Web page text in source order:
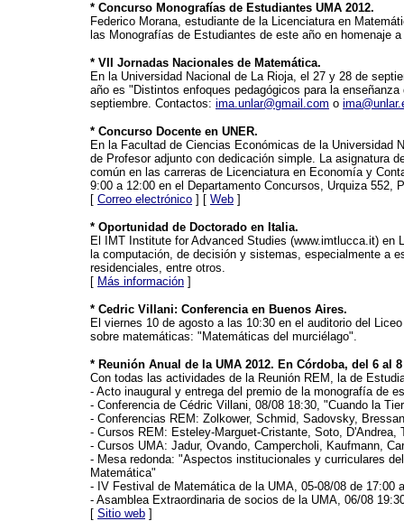
* Concurso Monografías de Estudiantes UMA 2012.
Federico Morana, estudiante de la Licenciatura en
las Monografías de Estudiantes de este año en homenaje
* VII Jornadas Nacionales de Matemática.
En la Universidad Nacional de La Rioja, el 27 y 28 de
año es "Distintos enfoques pedagógicos para la
septiembre. Contactos: ima.unlar@gmail.com o
* Concurso Docente en UNER.
En la Facultad de Ciencias Económicas de la Universidad
de Profesor adjunto con dedicación simple. La asignatura
común en las carreras de Licenciatura en Economía y
9:00 a 12:00 en el Departamento Concursos, Urquiza 552,
[ Correo electrónico ] [ Web ]
* Oportunidad de Doctorado en Italia.
El IMT Institute for Advanced Studies (www.imtlucca.it)
la computación, de decisión y sistemas, especialmente a
residenciales, entre otros.
[ Más información ]
* Cedric Villani: Conferencia en Buenos Aires.
El viernes 10 de agosto a las 10:30 en el auditorio del
sobre matemáticas: "Matemáticas del murciélago".
* Reunión Anual de la UMA 2012. En Córdoba, del 6 al
Con todas las actividades de la Reunión REM, la de
- Acto inaugural y entrega del premio de la monografía de
- Conferencia de Cédric Villani, 08/08 18:30, "Cuando la
- Conferencias REM: Zolkower, Schmid, Sadovsky,
- Cursos REM: Esteley-Marguet-Cristante, Soto,
- Cursos UMA: Jadur, Ovando, Campercholi, Kaufmann,
- Mesa redonda: "Aspectos institucionales y curriculares
Matemática"
- IV Festival de Matemática de la UMA, 05-08/08 de 17:00
- Asamblea Extraordinaria de socios de la UMA, 06/08
[ Sitio web ]